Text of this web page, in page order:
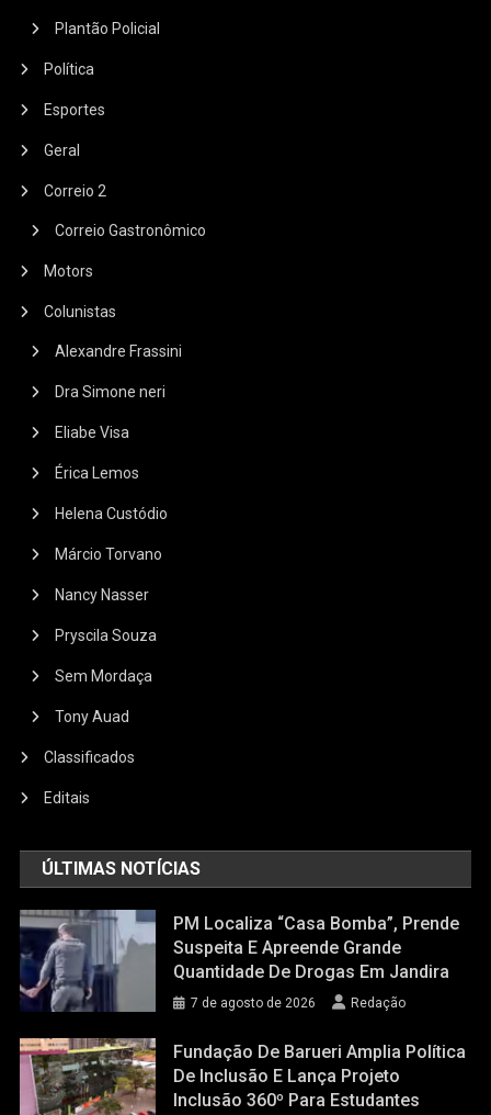
Plantão Policial
Política
Esportes
Geral
Correio 2
Correio Gastronômico
Motors
Colunistas
Alexandre Frassini
Dra Simone neri
Eliabe Visa
Érica Lemos
Helena Custódio
Márcio Torvano
Nancy Nasser
Pryscila Souza
Sem Mordaça
Tony Auad
Classificados
Editais
ÚLTIMAS NOTÍCIAS
PM Localiza “casa Bomba”, Prende
Suspeita E Apreende Grande
Quantidade De Drogas Em Jandira
7 de agosto de 2026 Redação
Fundação De Barueri Amplia Política
De Inclusão E Lança Projeto
Inclusão 360º Para Estudantes